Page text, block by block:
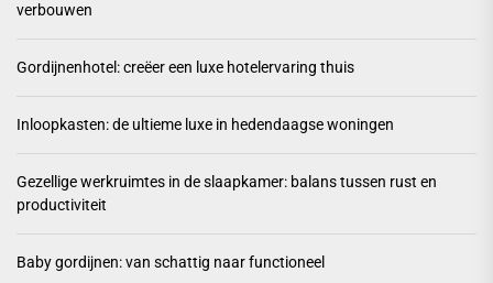
verbouwen
Gordijnenhotel: creëer een luxe hotelervaring thuis
Inloopkasten: de ultieme luxe in hedendaagse woningen
Gezellige werkruimtes in de slaapkamer: balans tussen rust en
productiviteit
Baby gordijnen: van schattig naar functioneel